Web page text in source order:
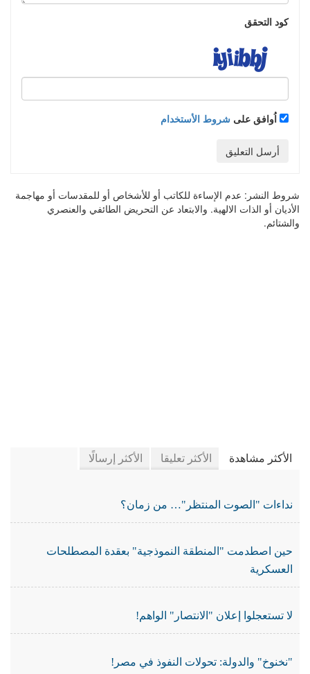
كود التحقق
اُوافق على شروط الأستخدام
أرسل التعليق
شروط النشر: عدم الإساءة للكاتب أو للأشخاص أو للمقدسات أو مهاجمة
الأديان أو الذات الالهية. والابتعاد عن التحريض الطائفي والعنصري
والشتائم.
الأكثر مشاهدة الأكثر تعليقا الأكثر إرسالًا
نداءات "الصوت المنتظر"… من زمان؟
حين اصطدمت "المنطقة النموذجية" بعقدة المصطلحات
العسكرية
لا تستعجلوا إعلان "الانتصار" الواهم!
"نخنوخ" والدولة: تحولات النفوذ في مصر!